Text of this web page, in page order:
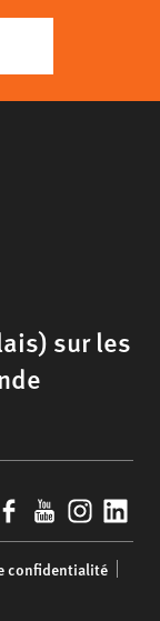
sur les
Facebook
YouTube
confidentialité